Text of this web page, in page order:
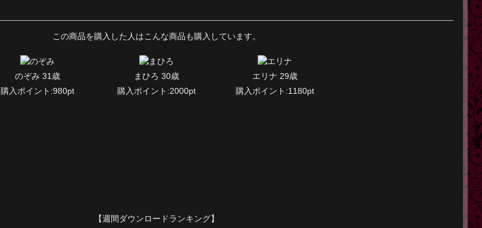
この商品を購入した人はこんな商品も購入しています。
のぞみ 31歳
購入ポイント:980pt
まひろ 30歳
購入ポイント:2000pt
エリナ 29歳
購入ポイント:1180pt
【週間ダウンロードランキング】